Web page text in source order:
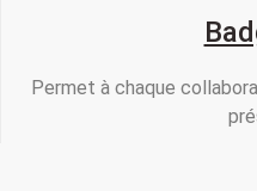
Permet à chaque